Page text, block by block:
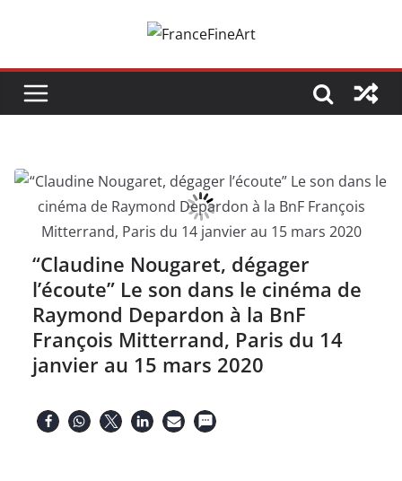
“Claudine Nougaret, dégager
l’écoute” Le son dans le cinéma de
Raymond Depardon à la BnF
François Mitterrand, Paris du 14
janvier au 15 mars 2020